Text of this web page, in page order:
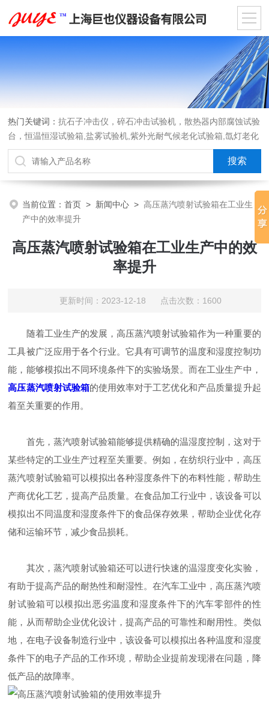
热门关键词：抗石子冲击仪，碎石冲击试验机，散热器内部腐蚀试验
台，恒温恒湿试验箱,盐雾试验机,紫外光耐气候老化试验箱,氙灯老化
试验箱，沙尘试验箱，淋雨试验箱，汽车内饰材料燃烧试验机
当前位置：首页 > 新闻中心 > 高压蒸汽喷射试验箱在工业生
产中的效率提升
高压蒸汽喷射试验箱在工业生产中的效
率提升
更新时间：2023-12-18 点击次数：1600
随着工业生产的发展，高压蒸汽喷射试验箱作为一种重要的
工具被广泛应用于各个行业。它具有可调节的温度和湿度控制功
能，能够模拟出不同环境条件下的实验场景。而在工业生产中，
高压蒸汽喷射试验箱的使用效率对于工艺优化和产品质量提升起
着至关重要的作用。
首先，蒸汽喷射试验箱能够提供精确的温湿度控制，这对于
某些特定的工业生产过程至关重要。例如，在纺织行业中，高压
蒸汽喷射试验箱可以模拟出各种湿度条件下的布料性能，帮助生
产商优化工艺，提高产品质量。在食品加工行业中，该设备可以
模拟出不同温度和湿度条件下的食品保存效果，帮助企业优化存
储和运输环节，减少食品损耗。
其次，蒸汽喷射试验箱还可以进行快速的温湿度变化实验，
有助于提高产品的耐热性和耐湿性。在汽车工业中，高压蒸汽喷
射试验箱可以模拟出恶劣温度和湿度条件下的汽车零部件的性
能，从而帮助企业优化设计，提高产品的可靠性和耐用性。类似
地，在电子设备制造行业中，该设备可以模拟出各种温度和湿度
条件下的电子产品的工作环境，帮助企业提前发现潜在问题，降
低产品的故障率。